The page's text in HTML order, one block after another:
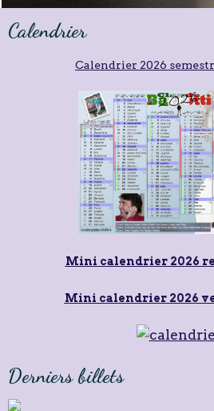
Calendrier
Calendrier 2026
Mini calendrier 2026
Mini calendrier 2026
Derniers billets